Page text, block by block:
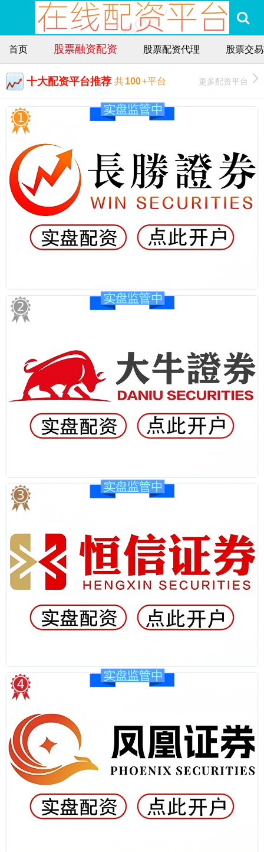
首页 股票融资配资 股票配资代理 股票交
十大配资平台推荐 共100+平台 更多配资平台